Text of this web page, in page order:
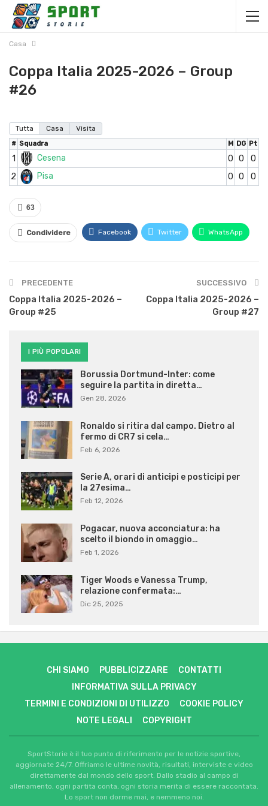
Casa
Coppa Italia 2025-2026 – Group
#26
Tutta Casa Visita
# Squadra M DG Pt
1 Cesena 0 0
0
2
Pisa 0 0 0
63
Condividere Facebook Twitter WhatsApp
PRECEDENTE
Coppa Italia 2025-2026 –
Group #25
SUCCESSIVO
Coppa Italia 2025-2026 –
Group #27
I PIÙ POPOLARI
Borussia Dortmund-Inter: come
seguire la partita in diretta…
Gen 28, 2026
Ronaldo si ritira dal campo. Dietro al
fermo di CR7 si cela…
Feb 6, 2026
Serie A, orari di anticipi e posticipi per
la 27esima…
Feb 12, 2026
Pogacar, nuova acconciatura: ha
scelto il biondo in omaggio…
Feb 1, 2026
Tiger Woods e Vanessa Trump,
relazione confermata:…
Dic 25, 2025
CHI SIAMO PUBBLICIZZARE
CONTATTI
INFORMATIVA SULLA PRIVACY
TERMINI E CONDIZIONI DI UTILIZZO
COOKIE POLICY
NOTE LEGALI
COPYRIGHT
SportStorie è il tuo punto di riferimento per le notizie sportive,
aggiornate 24/7. Offriamo le ultime novità, risultati, interviste e video
direttamente dal mondo dello sport. Dallo stadio al campo di
allenamento, ogni partita conta, ogni storia merita di essere raccontata.
Lo sport non dorme mai, e nemmeno noi.